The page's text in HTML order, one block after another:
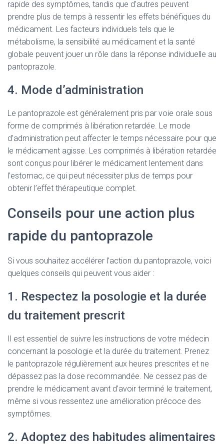
rapide des symptômes, tandis que d’autres peuvent
prendre plus de temps à ressentir les effets bénéfiques du
médicament. Les facteurs individuels tels que le
métabolisme, la sensibilité au médicament et la santé
globale peuvent jouer un rôle dans la réponse individuelle au
pantoprazole.
4. Mode d’administration
Le pantoprazole est généralement pris par voie orale sous
forme de comprimés à libération retardée. Le mode
d’administration peut affecter le temps nécessaire pour que
le médicament agisse. Les comprimés à libération retardée
sont conçus pour libérer le médicament lentement dans
l’estomac, ce qui peut nécessiter plus de temps pour
obtenir l’effet thérapeutique complet.
Conseils pour une action plus
rapide du pantoprazole
Si vous souhaitez accélérer l’action du pantoprazole, voici
quelques conseils qui peuvent vous aider :
1. Respectez la posologie et la durée
du traitement prescrit
Il est essentiel de suivre les instructions de votre médecin
concernant la posologie et la durée du traitement. Prenez
le pantoprazole régulièrement aux heures prescrites et ne
dépassez pas la dose recommandée. Ne cessez pas de
prendre le médicament avant d’avoir terminé le traitement,
même si vous ressentez une amélioration précoce des
symptômes.
2. Adoptez des habitudes alimentaires